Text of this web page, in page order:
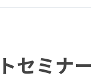
セミナ